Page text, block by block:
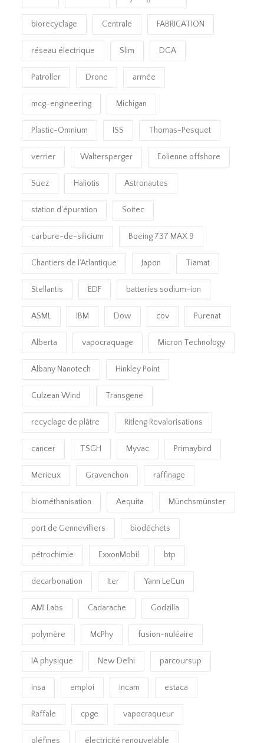
biorecyclage Centrale FABRICATION
réseau électrique Slim DGA
Patroller Drone armée
mcg-engineering Michigan
Plastic-Omnium ISS Thomas-Pesquet
verrier Waltersperger Eolienne offshore
Suez Haliotis Astronautes
station d’épuration Soitec
carbure-de-silicium Boeing 737 MAX 9
Chantiers de l’Atlantique Japon Tiamat
Stellantis EDF batteries sodium-ion
ASML IBM Dow cov Purenat
Alberta vapocraquage Micron Technology
Albany Nanotech Hinkley Point
Culzean Wind Transgene
recyclage de plâtre Ritleng Revalorisations
cancer TSGH Myvac Primaybird
Merieux Gravenchon raffinage
biométhanisation Aequita Münchsmünster
port de Gennevilliers biodéchets
pétrochimie ExxonMobil btp
decarbonation Iter Yann LeCun
AMI Labs Cadarache Godzilla
polymère McPhy fusion-nuléaire
IA physique New Delhi parcoursup
insa emploi incam estaca
Raffale cpge vapocraqueur
oléfines électricité renouvelable